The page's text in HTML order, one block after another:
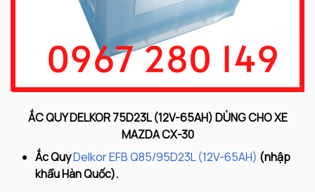
ẮC QUY DELKOR 75D23L (12V-65AH) DÙNG CHO XE
MAZDA CX-30
Ắc QuyDelkor EFB Q85/95D23L (12V-65AH) (nhập
khẩu Hàn Quốc).